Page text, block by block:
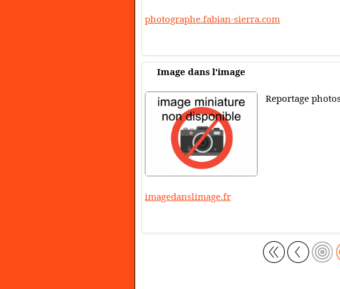
photographe.fabian-sierra.com
Image dans l'image
Reportage
imagedanslimage.fr